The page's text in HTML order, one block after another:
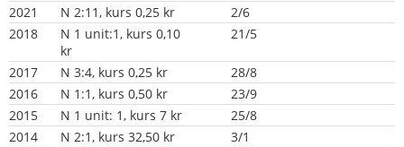
2021
N 2:11, kurs 0,25 kr
2/6
2018
N 1 unit:1, kurs 0,10
kr
21/5
2017 N 3:4, kurs 0,25 kr
28/8
2016
N 1:1, kurs 0,50 kr
23/9
2015
N 1 unit: 1, kurs 7 kr
25/8
2014
N 2:1, kurs 32,50 kr
3/1